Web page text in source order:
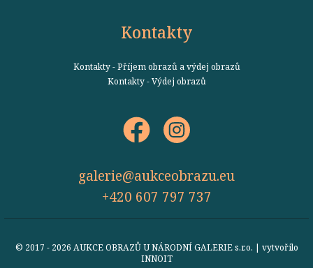
Kontakty
Kontakty - Příjem obrazů a výdej obrazů
Kontakty - Výdej obrazů
galerie@aukceobrazu.eu
+420 607 797 737
© 2017 - 2026 AUKCE OBRAZŮ U NÁRODNÍ GALERIE s.r.o. | vytvořilo
INNOIT